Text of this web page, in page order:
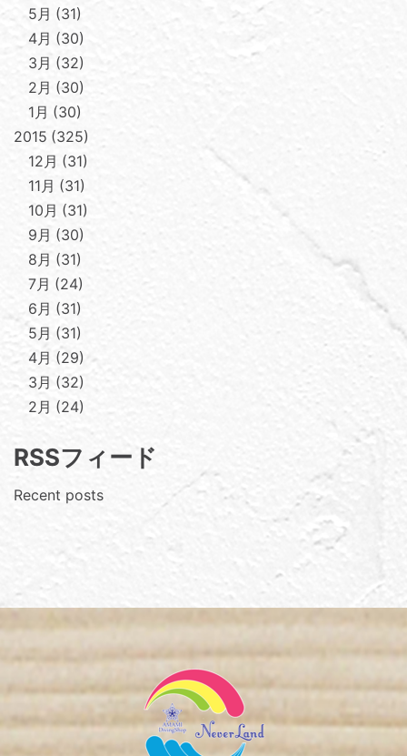
5月
31
4月
30
3月
32
2月
30
1月
30
2015 325
12月
31
11月
31
10月
31
9月
30
8月
31
7月
24
6月
31
5月
31
4月
29
3月
32
2月
24
RSSフィード
Recent posts
Footer